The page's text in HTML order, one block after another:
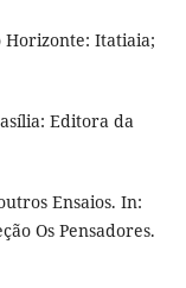
Horizonte: Itatiaia;
Editora da
Ensaios. In:
Os Pensadores.